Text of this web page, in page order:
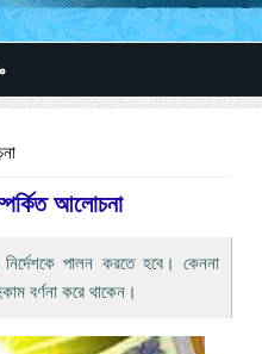
আলোচনা
পালন করতে হবে। কেননা
বর্ণনা করে থাকেন।